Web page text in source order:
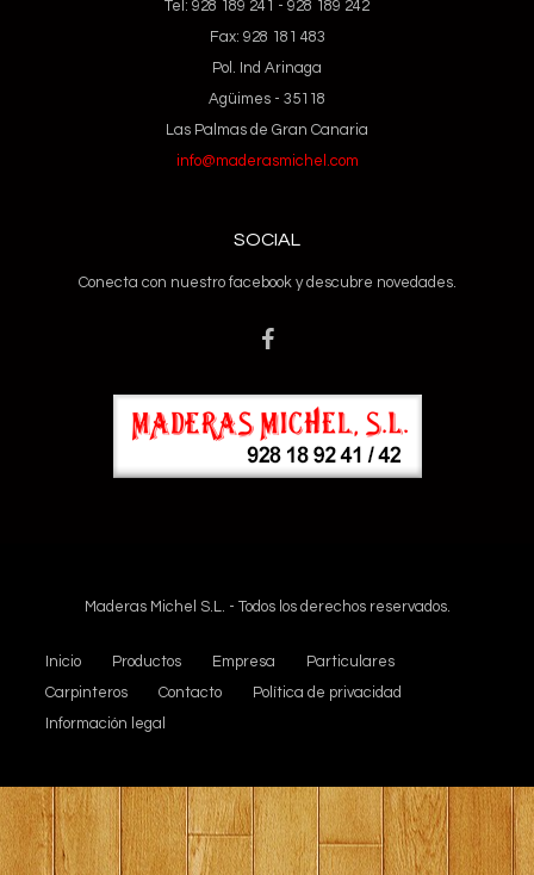
Tel: 928 189 241 - 928 189 242
Fax: 928 181 483
Pol. Ind Arinaga
Agüimes - 35118
Las Palmas de Gran Canaria
info@maderasmichel.com
SOCIAL
Conecta con nuestro facebook y descubre novedades.
Maderas Michel S.L. - Todos los derechos reservados.
Inicio Productos Empresa
Particulares
Carpinteros
Contacto
Política de privacidad
Información legal